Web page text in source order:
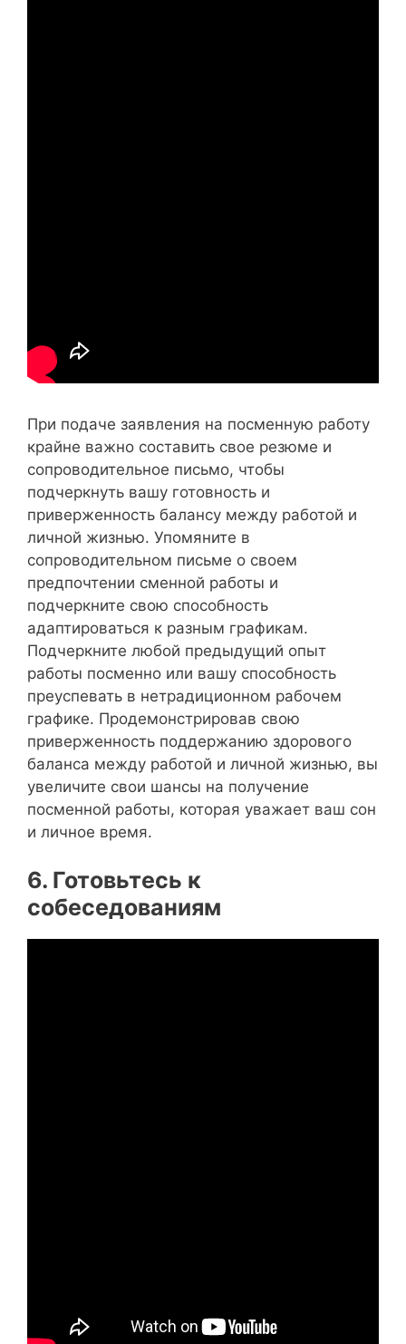
При подаче заявления на посменную работу
крайне важно составить свое резюме и
сопроводительное письмо, чтобы
подчеркнуть вашу готовность и
приверженность балансу между работой и
личной жизнью. Упомяните в
сопроводительном письме о своем
предпочтении сменной работы и
подчеркните свою способность
адаптироваться к разным графикам.
Подчеркните любой предыдущий опыт
работы посменно или вашу способность
преуспевать в нетрадиционном рабочем
графике. Продемонстрировав свою
приверженность поддержанию здорового
баланса между работой и личной жизнью, вы
увеличите свои шансы на получение
посменной работы, которая уважает ваш сон
и личное время.
6. Готовьтесь к
собеседованиям